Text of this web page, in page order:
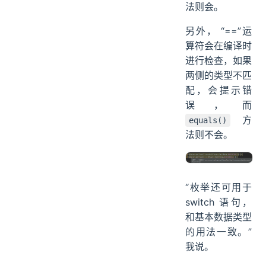
法则会。
另外， “==”运
算符会在编译时
进行检查，如果
两侧的类型不匹
配，会提示错
误，而
equals()
方
法则不会。
“枚举还可用于
switch 语句，
和基本数据类型
的用法一致。”
我说。